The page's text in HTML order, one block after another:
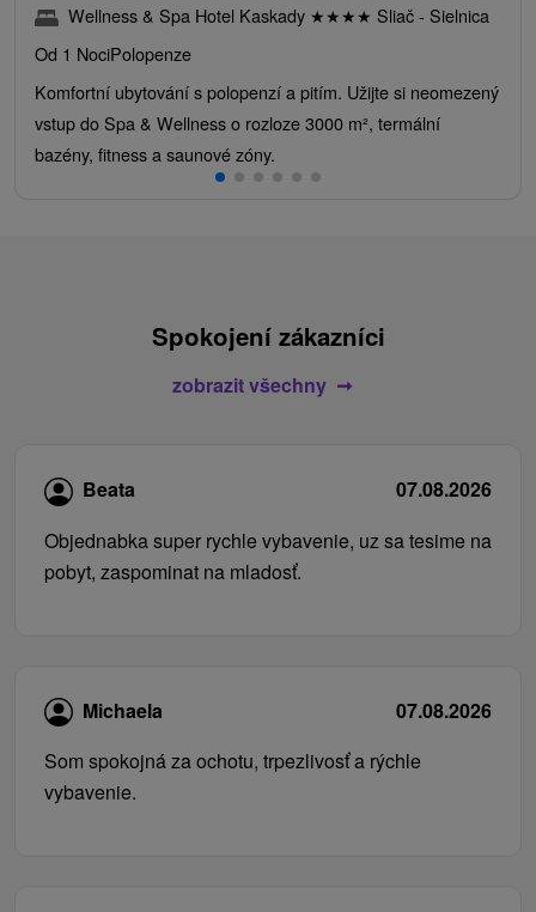
Wellness & Spa Hotel Kaskady ★★★★ Sliač - Sielnica
Od 1 NociPolopenze
Komfortní ubytování s polopenzí a pitím. Užijte si neomezený
vstup do Spa & Wellness o rozloze 3000 m², termální
bazény, fitness a saunové zóny.
Spokojení zákazníci
zobrazit všechny
Beata
07.08.2026
Objednabka super rychle vybavenie, uz sa tesime na
pobyt, zaspominat na mladosť.
Michaela
07.08.2026
Som spokojná za ochotu, trpezlivosť a rýchle
vybavenie.